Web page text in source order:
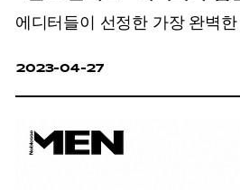
에디터들이 선정한 가장 완벽
2023-04-27